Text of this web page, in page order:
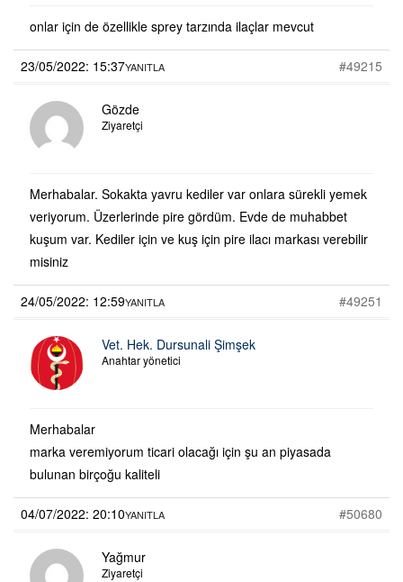
onlar için de özellikle sprey tarzında ilaçlar mevcut
23/05/2022: 15:37 #49215
YANITLA
Gözde
Ziyaretçi
Merhabalar. Sokakta yavru kediler var onlara sürekli yemek
veriyorum. Üzerlerinde pire gördüm. Evde de muhabbet
kuşum var. Kediler için ve kuş için pire ilacı markası verebilir
misiniz
24/05/2022: 12:59 #49251
YANITLA
Vet. Hek. Dursunali Şimşek
Anahtar yönetici
Merhabalar
marka veremiyorum ticari olacağı için şu an piyasada
bulunan birçoğu kaliteli
04/07/2022: 20:10 #50680
YANITLA
Yağmur
Ziyaretçi